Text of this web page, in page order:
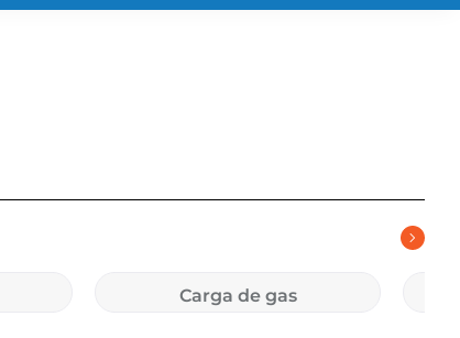
Carga de gas